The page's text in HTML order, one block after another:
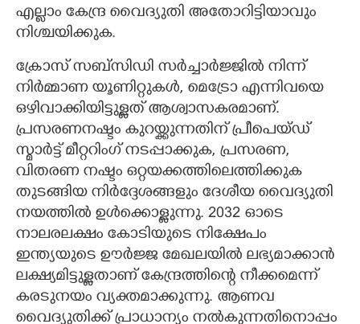
എല്ലാം കേന്ദ്ര വൈദ്യുതി അതോറിട്ടിയാവും
നിശ്ചയിക്കുക.
ക്രോസ് സബ്സിഡി സർച്ചാർജ്ജിൽ നിന്ന്
നിർമ്മാണ യൂണിറ്റുകൾ, മെട്രോ എന്നിവയെ
ഒഴിവാക്കിയിട്ടുള്ളത് ആശ്വാസകരമാണ്.
പ്രസരണനഷ്ടം കുറയ്ക്കുന്നതിന് പ്രീപെയ്ഡ്
സ്മാർട്ട് മീറ്ററിംഗ് നടപ്പാക്കുക, പ്രസരണ,
വിതരണ നഷ്ടം ഒറ്റയക്കത്തിലെത്തിക്കുക
തുടങ്ങിയ നിർദ്ദേശങ്ങളും ദേശീയ വൈദ്യുതി
നയത്തിൽ ഉൾക്കൊള്ളുന്നു. 2032 ഓടെ
നാലരലക്ഷം കോടിയുടെ നിക്ഷേപം
ഇന്ത്യയുടെ ഊർജ്ജ മേഖലയിൽ ലഭ്യമാക്കാൻ
ലക്ഷ്യമിട്ടുള്ളതാണ് കേന്ദ്രത്തിന്റെ നീക്കമെന്ന്
കരടുനയം വ്യക്തമാക്കുന്നു. ആണവ
വൈദ്യുതിക്ക് പ്രാധാന്യം നൽകുന്നതിനൊപ്പം